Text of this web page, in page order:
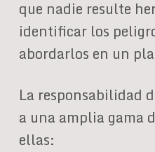
que nadie resulte
identificar los
abordarlos en un
La responsabilidad
a una amplia gama
ellas: